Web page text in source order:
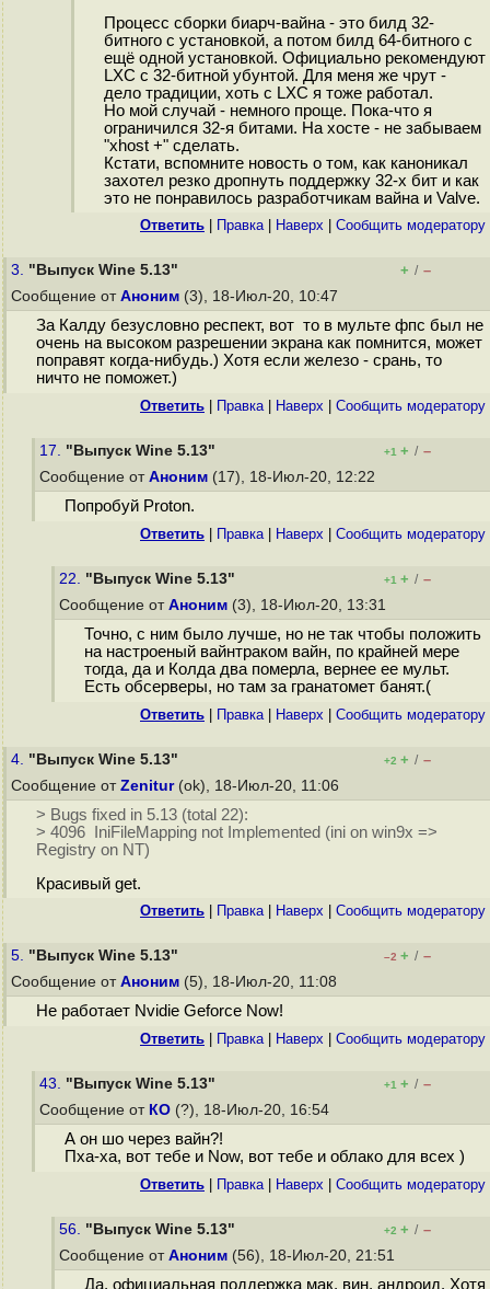
Процесс сборки биарч-вайна - это билд 32-
битного с установкой, а потом билд 64-битного с
ещё одной установкой. Официально рекомендуют
LXC с 32-битной убунтой. Для меня же чрут -
дело традиции, хоть с LXC я тоже работал.
Но мой случай - немного проще. Пока-что я
ограничился 32-я битами. На хосте - не забываем
"xhost +" сделать.
Кстати, вспомните новость о том, как каноникал
захотел резко дропнуть поддержку 32-х бит и как
это не понравилось разработчикам вайна и Valve.
Ответить Правка| Наверх Cообщить модератору
3. "Выпуск Wine 5.13" + / –
Сообщение от Аноним (3), 18-Июл-20, 10:47
За Калду безусловно респект, вот то в мульте фпс был не
очень на высоком разрешении экрана как помнится, может
поправят когда-нибудь.) Хотя если железо - срань, то
ничто не поможет.)
Ответить Правка| Наверх Cообщить модератору
17. "Выпуск Wine 5.13" +1 + / –
Сообщение от Аноним (17), 18-Июл-20, 12:22
Попробуй Proton.
Ответить Правка| Наверх Cообщить модератору
22. "Выпуск Wine 5.13" +1 + / –
Сообщение от Аноним (3), 18-Июл-20, 13:31
Точно, с ним было лучше, но не так чтобы положить
на настроеный вайнтраком вайн, по крайней мере
тогда, да и Колда два померла, вернее ее мульт.
Есть обсерверы, но там за гранатомет банят.(
Ответить Правка| Наверх Cообщить модератору
4. "Выпуск Wine 5.13" +2 + / –
Сообщение от Zenitur(ok), 18-Июл-20, 11:06
> Bugs fixed in 5.13 (total 22):
> 4096 IniFileMapping not Implemented (ini on win9x =>
Registry on NT)
Красивый get.
Ответить Правка| Наверх Cообщить модератору
5. "Выпуск Wine 5.13" –2 + / –
Сообщение от Аноним (5), 18-Июл-20, 11:08
Не работает Nvidie Geforce Now!
Ответить Правка| Наверх Cообщить модератору
43. "Выпуск Wine 5.13" +1 + / –
Сообщение от КО (?), 18-Июл-20, 16:54
А он шо через вайн?!
Пха-ха, вот тебе и Now, вот тебе и облако для всех )
Ответить Правка| Наверх Cообщить модератору
56. "Выпуск Wine 5.13" +2 + / –
Сообщение от Аноним (56), 18-Июл-20, 21:51
Да, официальная поддержка мак, вин, андроид. Хотя